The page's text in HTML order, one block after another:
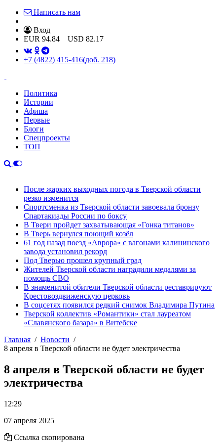
Написать нам
Вход
EUR 94.84 USD 82.17
+7 (4822) 415-416(доб. 218)
Политика
Истории
Афиша
Первые
Блоги
Спецпроекты
ТОП
После жарких выходных погода в Тверской области
резко изменится
Спортсменка из Тверской области завоевала бронзу
Спартакиады России по боксу
В Твери пройдет захватывающая «Гонка титанов»
В Тверь вернулся поющий козёл
61 год назад поезд «Аврора» с вагонами калининского
завода установил рекорд
Под Тверью прошел крупный град
Жителей Тверской области наградили медалями за
помощь СВО
В знаменитой обители Тверской области реставрируют
Крестовоздвиженскую церковь
В соцсетях появился редкий снимок Владимира Путина
Тверской коллектив «Романтики» стал лауреатом
«Славянского базара» в Витебске
Главная
Новости
8 апреля в Тверской области не будет электричества
8 апреля в Тверской области не будет
электричества
12:29
07 апреля 2025
Ссылка скопирована